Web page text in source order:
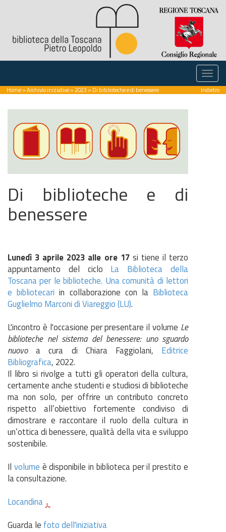
Home»Archivio iniziative»2023 » Di biblioteche e di benessere Indietro
Di biblioteche e di
benessere
Lunedì 3 aprile 2023 alle ore 17si tiene il terzo
appuntamento del ciclo La Biblioteca della
Toscana per le biblioteche. Una comunità di lettori
e bibliotecari in collaborazione con la Biblioteca
Guglielmo Marconi di Viareggio (LU).
L'incontro è l'occasione per presentare il volume Le
biblioteche nel sistema del benessere: uno sguardo
nuovoa cura di Chiara Faggiolani, Editrice
Bibliografica, 2022.
Il libro si rivolge a tutti gli operatori della cultura,
certamente anche studenti e studiosi di biblioteche
ma non solo, per offrire un contributo concreto
rispetto all’obiettivo fortemente condiviso di
dimostrare e raccontare il ruolo della cultura in
un’ottica di benessere, qualità della vita e sviluppo
sostenibile.
Il volume è disponibile in biblioteca per il prestito e
la consultazione.
Locandina
Guarda le foto dell'iniziativa